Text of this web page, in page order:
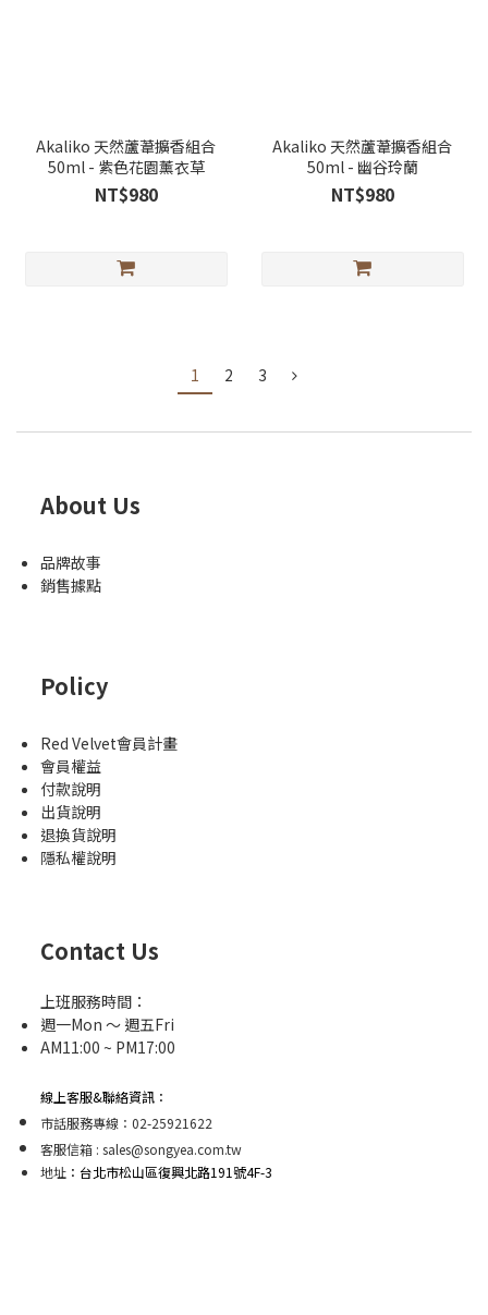
Akaliko 天然蘆葦擴香組合
50ml - 紫色花園薰衣草
NT$980
Akaliko 天然蘆葦擴香組合
50ml - 幽谷玲蘭
NT$980
1 2 3
About Us
品牌故事
銷售據點
Policy
Red Velvet會員計畫
會員權益
付款說明
出貨說明
退換貨說明
隱私權說明
Contact Us
上班服務時間：
週一Mon ～ 週五Fri
AM11:00 ~ PM17:00
線上客服&聯絡資訊：
市話服務專線：02-25921622
客服信箱 : sales@songyea.com.tw
地址 ：台北市松山區復興北路191號4F-3